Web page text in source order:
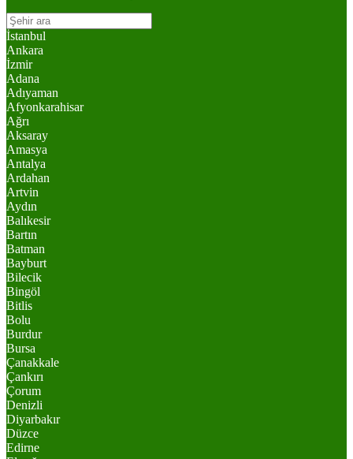
İstanbul
Ankara
İzmir
Adana
Adıyaman
Afyonkarahisar
Ağrı
Aksaray
Amasya
Antalya
Ardahan
Artvin
Aydın
Balıkesir
Bartın
Batman
Bayburt
Bilecik
Bingöl
Bitlis
Bolu
Burdur
Bursa
Çanakkale
Çankırı
Çorum
Denizli
Diyarbakır
Düzce
Edirne